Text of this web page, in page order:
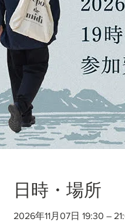
日時・場所
2026年11月07日 19:30 –